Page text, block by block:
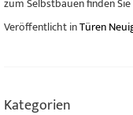
Veröffentlicht inTüren
Kategorien